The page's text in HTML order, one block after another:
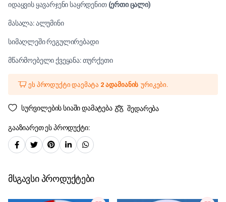
იდაყვის ყავარჯენი საყრდენით (ერთი ცალი)
მასალა: ალუმინი
სიმაღლეში რეგულირებადი
მწარმოებელი ქვეყანა: თურქეთი
ეს პროდუქტი დაემატა 2 ადამიანის ურიკები.
სურვილების სიაში დამატება შედარება
გააზიარეთ ეს პროდუქტი:
მსგავსი პროდუქტები